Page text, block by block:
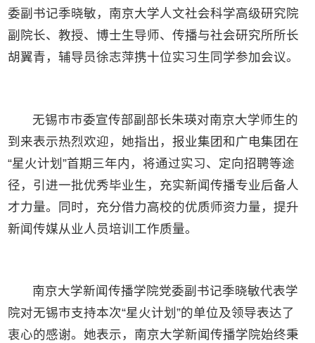
委副书记季晓敏，南京大学人文社会科学高级研究院
副院长、教授、博士生导师、传播与社会研究所所长
胡翼青，辅导员徐志萍携十位实习生同学参加会议。
无锡市市委宣传部副部长朱瑛对南京大学师生的
到来表示热烈欢迎，她指出，报业集团和广电集团在
“星火计划”首期三年内，将通过实习、定向招聘等途
径，引进一批优秀毕业生，充实新闻传播专业后备人
才力量。同时，充分借力高校的优质师资力量，提升
新闻传媒从业人员培训工作质量。
南京大学新闻传播学院党委副书记季晓敏代表学
院对无锡市支持本次“星火计划”的单位及领导表达了
衷心的感谢。她表示，南京大学新闻传播学院始终秉